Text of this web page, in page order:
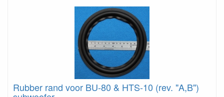
Rubber rand voor BU-80 & HTS-10 (rev. "A,B")